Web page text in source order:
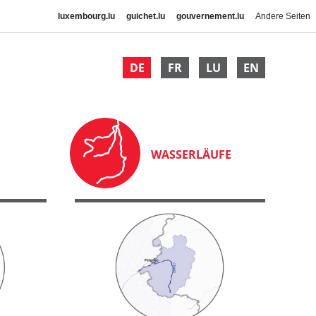
luxembourg.lu guichet.lu gouvernement.lu Andere Seiten
DE FR LU EN
WASSERLÄUFE